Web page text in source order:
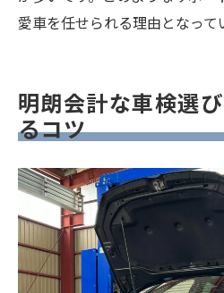
愛車を任せられる理由となって
明朗会計な車検選
るコツ